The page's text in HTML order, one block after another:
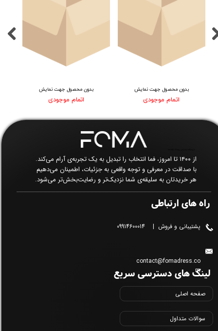
بدون محصول جهت نمایش
اتمام موجودی
بدون محصول جهت نمایش
اتمام موجودی
راه های ارتباطی
پشتیبانی و فروش | 09914600014
contact@fomadress.co
m
لینک های دسترسی سریع
صفحه اصلی
سوالات متداول
از ۱۴۰۰ تا امروز، فما انتخاب را تبدیل به یک تجربه‌ی آرام می‌کند.
با صداقت در معرفی و توجه واقعی به جزئیات، اطمینان می‌دهیم
هر خریدتان به سلیقه‌ی شما نزدیک‌تر و رضایت‌بخش‌تر می‌شود.